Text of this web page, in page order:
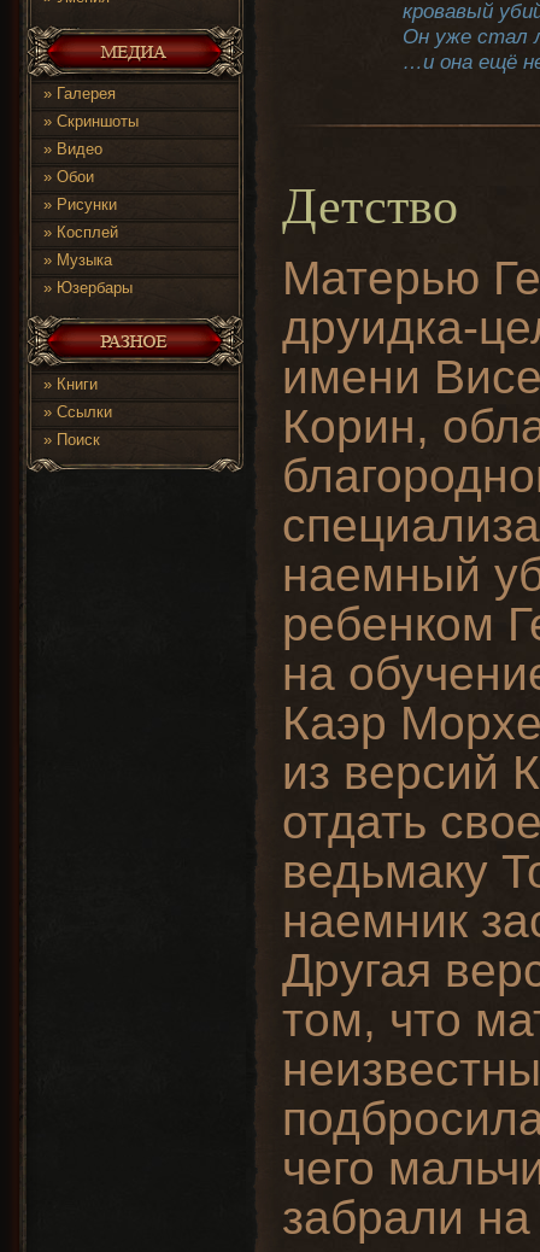
» Галерея
» Скриншоты
» Видео
» Обои
» Рисунки
» Косплей
» Музыка
» Юзербары
» Книги
» Ссылки
» Поиск
кровавый
Он уже стал
…и она ещё
Детство
Матерью
друидка-
имени
Корин,
наемный
ребенком
на
Каэр
из версий
отдать
ведьмаку
наемник
Другая
том, что
чего
забрали